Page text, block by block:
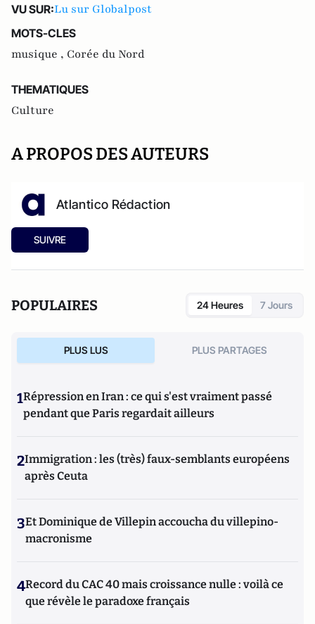
VU SUR:Lu sur Globalpost
MOTS-CLES
musique , Corée du Nord
THEMATIQUES
Culture
A PROPOS DES AUTEURS
Atlantico Rédaction
SUIVRE
POPULAIRES 24 Heures 7 Jours
PLUS LUS PLUS PARTAGES
1Répression en Iran : ce qui s'est vraiment passé
pendant que Paris regardait ailleurs
2Immigration : les (très) faux-semblants européens
après Ceuta
3Et Dominique de Villepin accoucha du villepino-
macronisme
4Record du CAC 40 mais croissance nulle : voilà ce
que révèle le paradoxe français